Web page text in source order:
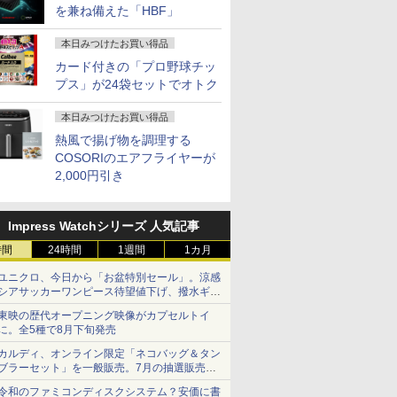
を兼ね備えた「HBF」
本日みつけたお買い得品
カード付きの「プロ野球チッ
プス」が24袋セットでオトク
本日みつけたお買い得品
熱風で揚げ物を調理する
COSORIのエアフライヤーが
2,000円引き
Impress Watchシリーズ 人気記事
24時間 1週間 1カ月
ニクロ、今日から「お盆特別セール」。涼感
アサッカーワンピース待望値下げ、撥水ギア
ョーツは1990円に
映の歴代オープニング映像がカプセルトイ
。全5種で8月下旬発売
ルディ、オンライン限定「ネコバッグ＆タン
ラーセット」を一般販売。7月の抽選販売の
選無効分
和のファミコンディスクシステム？安価に書